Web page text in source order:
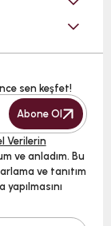
sen keşfet!
Abone Ol
Verilerin
ve anladım. Bu
ve tanıtım